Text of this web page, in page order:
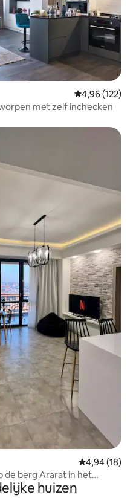
Gemiddelde
4,96 (122)
met zelf inchecken
Gemiddelde
4,94 (18)
berg Ararat in het
huizen